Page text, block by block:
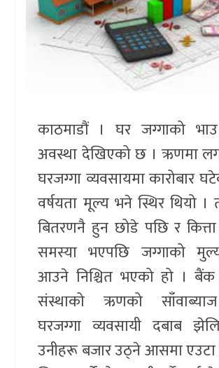
विचार/
अन्तर्वार्ता
काठमाडौं । घर जग्गाको भाउ
अवस्था देखिएको छ । ऋणमा
घरजग्गा व्यवसायमा कारोबार
वर्षयता मूल्य भने स्थिर थियो ।
बितरणनै हुन छोडे पछि र
समस्या भएपछि जग्गाको
आउने निश्चित भएको हो । बैंक
संस्थाको ऋणको साँवाब्याज
घरजग्गा व्यवसायी दबाब
उनीहरू बजार उठ्ने आसमा